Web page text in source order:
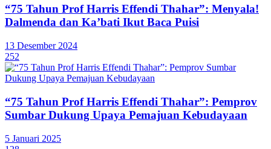
“75 Tahun Prof Harris Effendi Thahar”: Menyala!
Dalmenda dan Ka’bati Ikut Baca Puisi
13 Desember 2024
252
“75 Tahun Prof Harris Effendi Thahar”: Pemprov
Sumbar Dukung Upaya Pemajuan Kebudayaan
5 Januari 2025